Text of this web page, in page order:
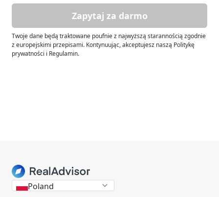
Zapytaj za darmo
Twoje dane będą traktowane poufnie z najwyższą starannością zgodnie
z europejskimi przepisami. Kontynuując, akceptujesz naszą Politykę
prywatności i Regulamin.
Poland